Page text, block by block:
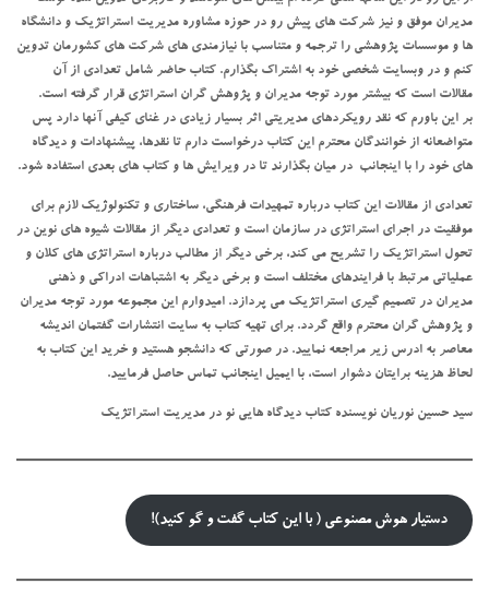
مدیران موفق و نیز شرکت های پیش رو در حوزه مشاوره مدیریت استراتژیک و دانشگاه
ها و موسسات پژوهشی را ترجمه و متناسب با نیازمندی های شرکت های کشورمان تدوین
کنم و در وبسایت شخصی خود به اشتراک بگذارم. کتاب حاضر شامل تعدادی از آن
مقالات است که بیشتر مورد توجه مدیران و پژوهش گران استراتژی قرار گرفته است.
بر این باورم که نقد رویکردهای مدیریتی اثر بسیار زیادی در غنای کیفی آنها دارد پس
متواضعانه از خوانندگان محترم این کتاب درخواست دارم تا نقدها، پیشنهادات و دیدگاه
های خود را با اینجانب در میان بگذارند تا در ویرایش ها و کتاب های بعدی استفاده شود.
تعدادی از مقالات این کتاب درباره تمهیدات فرهنگی، ساختاری و تکنولوژیک لازم برای
موفقیت در اجرای استراتژی در سازمان است و تعدادی دیگر از مقالات شیوه های نوین در
تحول استراتژیک را تشریح می کند، برخی دیگر از مطالب درباره استراتژی های کلان و
عملیاتی مرتبط با فرایندهای مختلف است و برخی دیگر به اشتباهات ادراکی و ذهنی
مدیران در تصمیم گیری استراتژیک می پردازد. امیدوارم این مجموعه مورد توجه مدیران
و پژوهش گران محترم واقع گردد. برای تهیه کتاب به سایت انتشارات گفتمان اندیشه
معاصر به ادرس زیر مراجعه نمایید. در صورتی که دانشجو هستید و خرید این کتاب به
لحاظ هزینه برایتان دشوار است، با ایمیل اینجانب تماس حاصل فرمایید.
سید حسین نوریان نویسنده کتاب دیدگاه هایی نو در مدیریت استراتژیک
دستیار هوش مصنوعی ( با این کتاب گفت و گو کنید)!